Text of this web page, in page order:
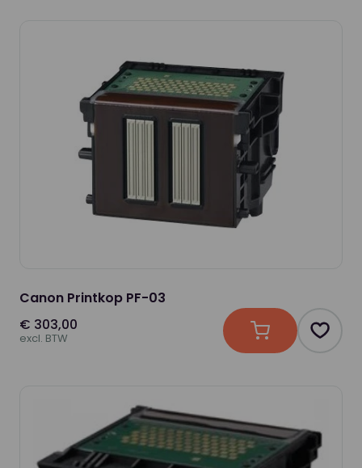
Canon Printkop PF-03
€ 303,00
excl. BTW In winkelwagen